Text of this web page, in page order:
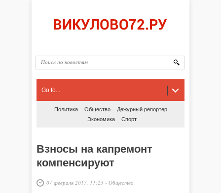
Go to...
Политика Общество
Дежурный репортер
Экономика
Спорт
Взносы на капремонт
компенсируют
07 февраля 2017, 11:23 - Общество